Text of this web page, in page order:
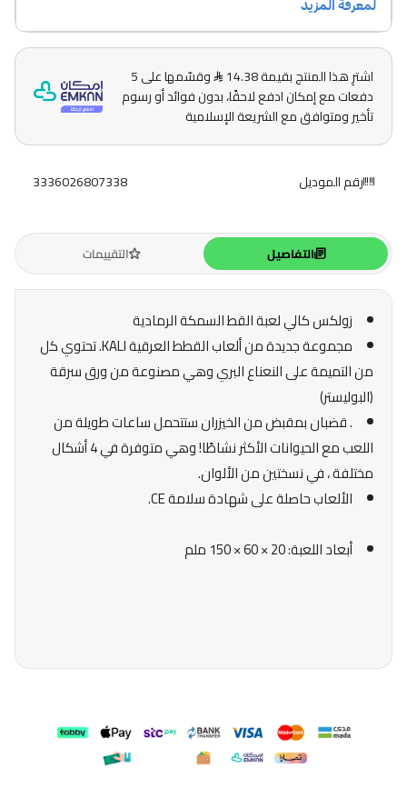
اشترِ هذا المنتج بقيمة 14.38
وقسّمها على 5
دفعات مع إمكان ادفع لاحقًا، بدون فوائد أو رسوم
تأخير ومتوافق مع الشريعة الإسلامية
رقم الموديل 3336026807338
التفاصيل التقييمات
زولكس كالي لعبة القط السمكة الرمادية
مجموعة جديدة من ألعاب القطط العرقية KALI. تحتوي كل
من التميمة على النعناع البري وهي مصنوعة من ورق سرقة
(البوليستر)
. قضبان بمقبض من الخيزران ستتحمل ساعات طويلة من
اللعب مع الحيوانات الأكثر نشاطًا! وهي متوفرة في 4 أشكال
مختلفة ، في نسختين من الألوان.
الألعاب حاصلة على شهادة سلامة CE.
أبعاد اللعبة: 20 × 60 × 150 ملم